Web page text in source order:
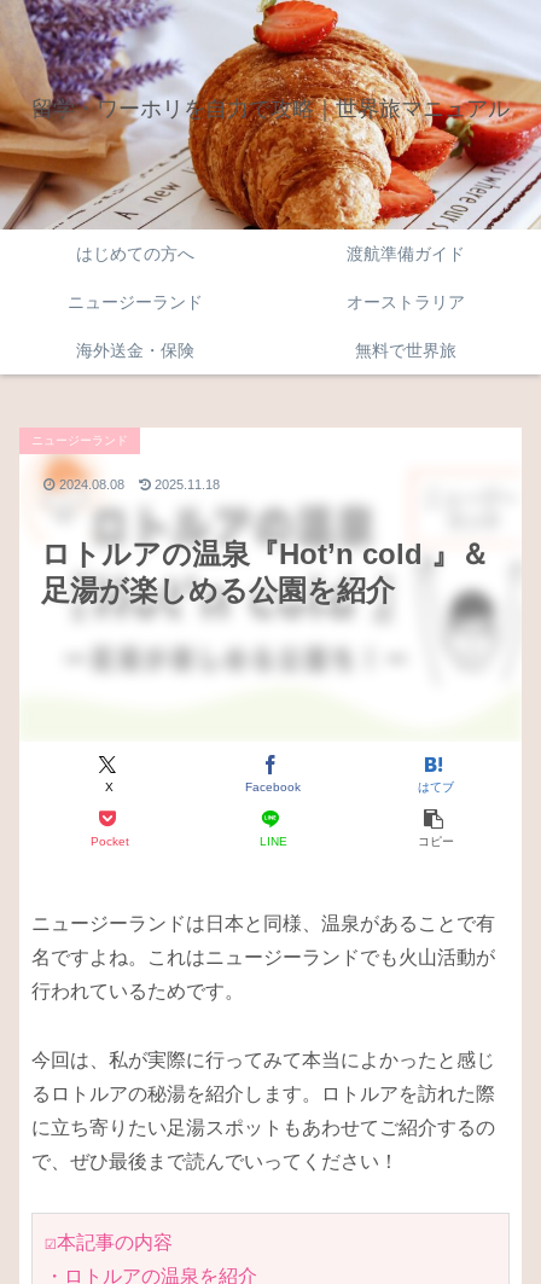
留学・ワーホリを自力で攻略｜世界旅マニュアル
はじめての方へ 渡航準備ガイド
ニュージーランド オーストラリア
海外送金・保険 無料で世界旅
ロトルアの温泉『Hot’n cold 』＆
足湯が楽しめる公園を紹介
ニュージーランド
X Facebook はてブ
Pocket LINE コピー
2024.08.08 2025.11.18
ニュージーランドは日本と同様、温泉があることで有
名ですよね。これはニュージーランドでも火山活動が
行われているためです。
今回は、私が実際に行ってみて本当によかったと感じ
るロトルアの秘湯を紹介します。ロトルアを訪れた際
に立ち寄りたい足湯スポットもあわせてご紹介するの
で、ぜひ最後まで読んでいってください！
☑本記事の内容
・ロトルアの温泉を紹介